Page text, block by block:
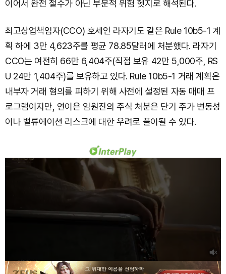
이어서 완전 철수가 아닌 부분적 위험 헷지로 해석된다.
최고상업책임자(CCO) 호세인 라자기도 같은 Rule 10b5-1 계
획 하에 3만 4,623주를 평균 78.85달러에 처분했다. 라자기
CCO는 여전히 66만 6,404주(직접 보유 42만 5,000주, RS
U 24만 1,404주)를 보유하고 있다. Rule 10b5-1 거래 계획은
내부자 거래 혐의를 피하기 위해 사전에 설정된 자동 매매 프
로그램이지만, 연이은 임원진의 주식 처분은 단기 주가 변동성
이나 밸류에이션 리스크에 대한 우려로 풀이될 수 있다.